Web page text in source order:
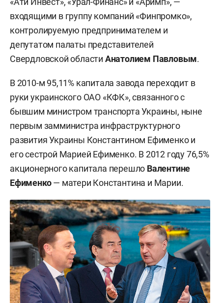
входящими в группу компаний «Финпромко»,
контролируемую предпринимателем и
депутатом палаты представителей
Свердловской области Анатолием Павловым.
В 2010-м 95,11% капитала завода переходит в
руки украинского ОАО «КФК», связанного с
бывшим министром транспорта Украины, ныне
первым замминистра инфраструктурного
развития Украины Константином Ефименко и
его сестрой Марией Ефименко. В 2012 году 76,5%
акционерного капитала перешло Валентине
Ефименко— матери Константина и Марии.